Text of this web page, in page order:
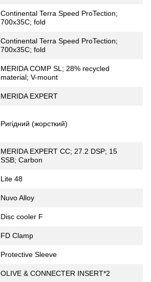
Continental Terra Speed ProTection;
700x35C; fold
Continental Terra Speed ProTection;
700x35C; fold
MERIDA COMP SL; 28% recycled
material; V-mount
MERIDA EXPERT
Ригідний (жорсткий)
MERIDA EXPERT CC; 27.2 DSP; 15
SSB; Carbon
Lite 48
Nuvo Alloy
Disc cooler F
FD Clamp
Protective Sleeve
OLIVE & CONNECTER INSERT*2